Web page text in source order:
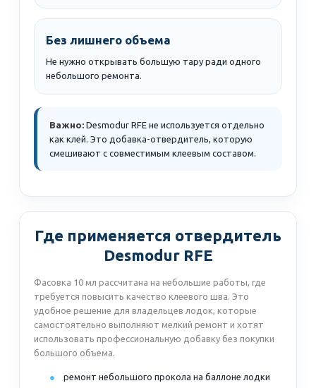
Без лишнего объема
Не нужно открывать большую тару ради одного
небольшого ремонта.
Важно: Desmodur RFE не используется отдельно
как клей. Это добавка-отвердитель, которую
смешивают с совместимым клеевым составом.
Где применяется отвердитель
Desmodur RFE
Фасовка 10 мл рассчитана на небольшие работы, где
требуется повысить качество клеевого шва. Это
удобное решение для владельцев лодок, которые
самостоятельно выполняют мелкий ремонт и хотят
использовать профессиональную добавку без покупки
большого объема.
ремонт небольшого прокола на баллоне лодки